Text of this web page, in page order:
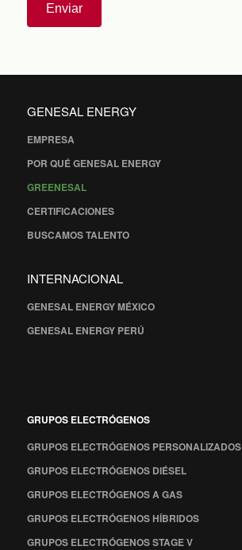
Enviar
GENESAL ENERGY
EMPRESA
POR QUÉ GENESAL ENERGY
GREENESAL
CERTIFICACIONES
BUSCAMOS TALENTO
INTERNACIONAL
GENESAL ENERGY MÉXICO
GENESAL ENERGY PERÚ
GRUPOS ELECTRÓGENOS
GRUPOS ELECTRÓGENOS PERSONALIZADOS
GRUPOS ELECTRÓGENOS DIÉSEL
GRUPOS ELECTRÓGENOS A GAS
GRUPOS ELECTRÓGENOS HÍBRIDOS
GRUPOS ELECTRÓGENOS STAGE V